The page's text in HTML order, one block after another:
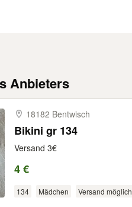
Anbieters
18182 Bentwisch
Bikini gr 134
Versand 3€
4 €
134 Mädchen Versand möglich